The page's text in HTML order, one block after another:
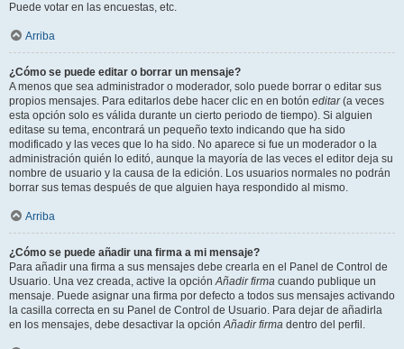
Puede votar en las encuestas, etc.
Arriba
¿Cómo se puede editar o borrar un mensaje?
A menos que sea administrador o moderador, solo puede borrar o editar sus
propios mensajes. Para editarlos debe hacer clic en en botón editar(a veces
esta opción solo es válida durante un cierto periodo de tiempo). Si alguien
editase su tema, encontrará un pequeño texto indicando que ha sido
modificado y las veces que lo ha sido. No aparece si fue un moderador o la
administración quién lo editó, aunque la mayoría de las veces el editor deja su
nombre de usuario y la causa de la edición. Los usuarios normales no podrán
borrar sus temas después de que alguien haya respondido al mismo.
Arriba
¿Cómo se puede añadir una firma a mi mensaje?
Para añadir una firma a sus mensajes debe crearla en el Panel de Control de
Usuario. Una vez creada, active la opciónAñadir firma cuando publique un
mensaje. Puede asignar una firma por defecto a todos sus mensajes activando
la casilla correcta en su Panel de Control de Usuario. Para dejar de añadirla
en los mensajes, debe desactivar la opciónAñadir firma dentro del perfil.